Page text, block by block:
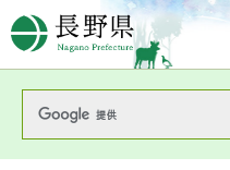
長野県